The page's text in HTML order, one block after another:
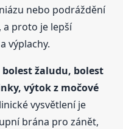
nebo podráždění
a proto je lepší
výplachy.
žaludu, bolest
výtok z močové
vysvětlení je
brána pro zánět,